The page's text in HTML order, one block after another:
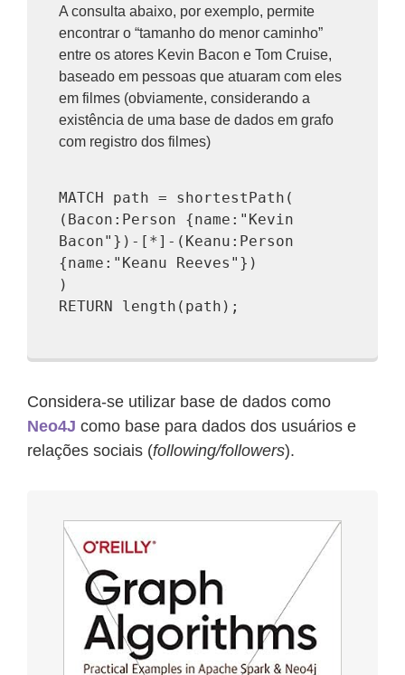
A consulta abaixo, por exemplo, permite
encontrar o “tamanho do menor caminho”
entre os atores Kevin Bacon e Tom Cruise,
baseado em pessoas que atuaram com eles
em filmes (obviamente, considerando a
existência de uma base de dados em grafo
com registro dos filmes)
MATCH path = shortestPath(
(Bacon:Person {name:"Kevin
Bacon"})-[*]-(Keanu:Person
{name:"Keanu Reeves"})
)
RETURN length(path);
Considera-se utilizar base de dados como
Neo4J como base para dados dos usuários e
relações sociais (following/followers).